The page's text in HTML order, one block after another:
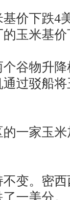
价下跌4
玉米基
谷物升降
过驳船
一家玉米
变。密西